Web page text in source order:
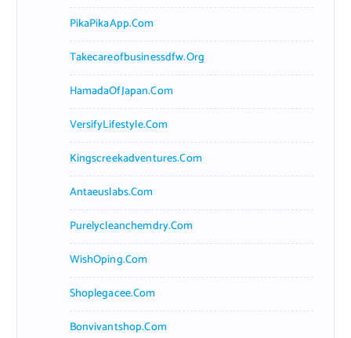
PikaPikaApp.com
Takecareofbusinessdfw.org
HamadaOfJapan.com
VersifyLifestyle.com
Kingscreekadventures.com
Antaeuslabs.com
Purelycleanchemdry.com
WishOping.com
Shoplegacee.com
Bonvivantshop.com